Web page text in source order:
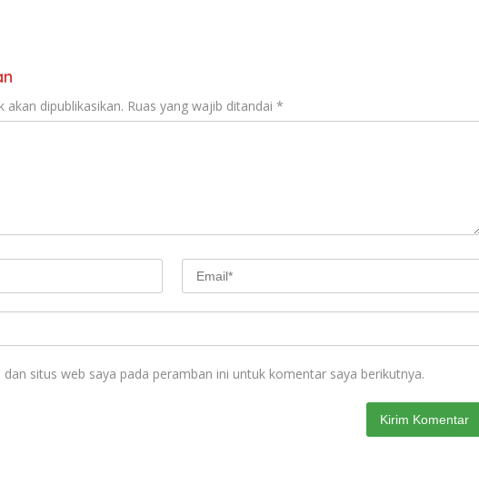
akan dipublikasikan. Ruas yang wajib ditandai *
situs web saya pada peramban ini untuk komentar saya berikutnya.